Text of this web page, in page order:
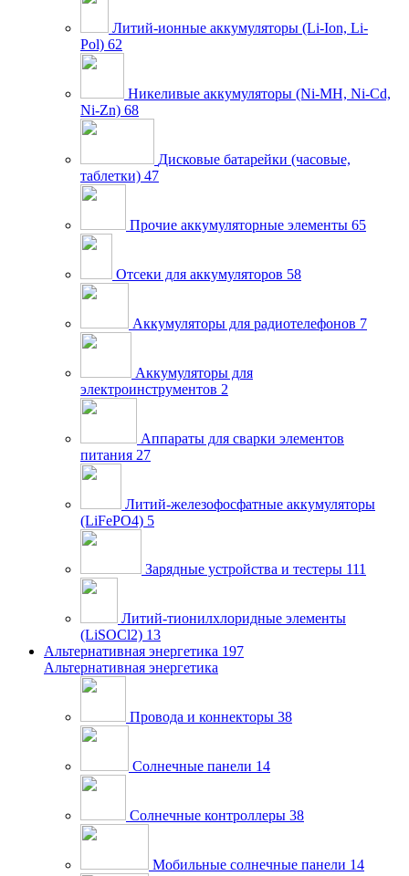
Литий-ионные аккумуляторы (Li-Ion, Li-
Pol) 62
Никеливые аккумуляторы (Ni-MH, Ni-Cd,
Ni-Zn) 68
Дисковые батарейки (часовые,
таблетки) 47
Прочие аккумуляторные элементы 65
Отсеки для аккумуляторов 58
Аккумуляторы для радиотелефонов 7
Аккумуляторы для
электроинструментов 2
Аппараты для сварки элементов
питания 27
Литий-железофосфатные аккумуляторы
(LiFePO4) 5
Зарядные устройства и тестеры 111
Литий-тионилхлоридные элементы
(LiSOCl2) 13
Альтернативная энергетика 197
Альтернативная энергетика
Провода и коннекторы 38
Солнечные панели 14
Солнечные контроллеры 38
Мобильные солнечные панели 14